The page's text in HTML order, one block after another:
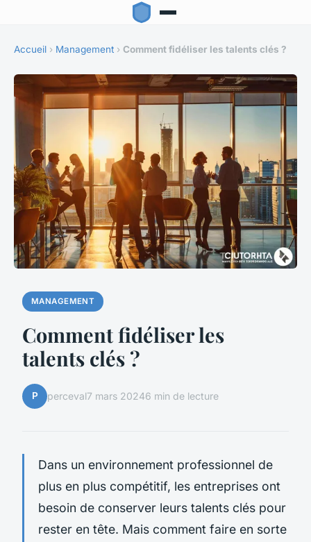
Accueil › Management › Comment fidéliser les talents clés ?
MANAGEMENT
Comment fidéliser les
talents clés ?
P perceval7 mars 20246 min de lecture
Dans un environnement professionnel de
plus en plus compétitif, les entreprises ont
besoin de conserver leurs talents clés pour
rester en tête. Mais comment faire en sorte